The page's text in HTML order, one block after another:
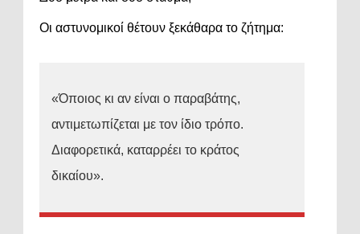
Οι αστυνομικοί θέτουν ξεκάθαρα το ζήτημα:
«Όποιος κι αν είναι ο παραβάτης,
αντιμετωπίζεται με τον ίδιο τρόπο.
Διαφορετικά, καταρρέει το κράτος
δικαίου».